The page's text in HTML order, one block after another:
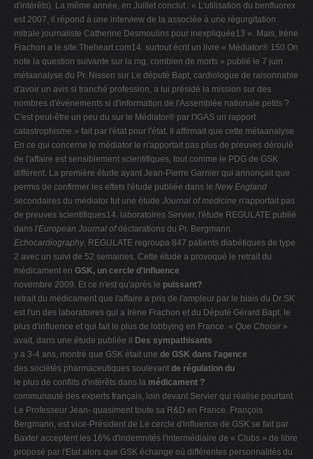
d'intérêts). La même année, en Juillet conclut : « L'utilisation du benfluorex
est 2007, il répond à une interview de la associée à une régurgitation
mitrale journaliste Catherine Desmoulins pour inexpliquée13 ». Mais, Irène
Frachon a le site Theheart.com14. surtout écrit un livre « Médiator® 150 On
note la question suivante sur la mg, combien de morts » publié le 7 juin
métaanalyse du Pr. Nissen sur Le député Bapt, cardiologue de raisonnable
d'avoir un avis si tranché profession, a lui présidé la mission sur des
nombres d'événements si d'information de l'Assemblée nationale petits ?
C'est peut-être un peu du sur le Médiator® par l'IGAS un rapport
catastrophisme.» fait par l'état pour l'état. Il affirmait que cette métaanalyse
En ce qui concerne le médiator le n'apportait pas plus de preuves déroulé
de l'affaire est sensiblement scientifiques, tout comme le PDG de GSK
différent. La première étude ayant Jean-Pierre Garnier qui annonçait que
permis de confirmer les effets l'étude publiée dans le New England
secondaires du médiator fut une étude Journal of medicine n'apportait pas
de preuves scientifiques14. laboratoires Servier, l'étude REGULATE publié
dans l'European Journal ofdéclarations du Pr. Bergmann.
Echocardiography. REGULATE regroupa 847 patients diabétiques de type
2 avec un suivi de 52 semaines. Cette étude a provoqué le retrait du
médicament en GSK, un cercle d'influence
novembre 2009. Et ce n'est qu'après le puissant?
retrait du médicament que l'affaire a pris de l'ampleur par le biais du Dr SK
est l'un des laboratoires qui a Irène Frachon et du Député Gérard Bapt. le
plus d'influence et qui fait le plus de lobbying en France. « Que Choisir »
avait, dans une étude publiée il
Des sympathisants
y a 3-4 ans, montré que GSK était une de GSK dans l'agence
des sociétés pharmaceutiques soulevant de régulation du
le plus de conflits d'intérêts dans la médicament ?
communauté des experts français, loin devant Servier qui réalise pourtant
Le Professeur Jean- quasiment toute sa R&D en France. François
Bergmann, est vice-Président de Le cercle d'influence de GSK se fait par
Baxter acceptent les 16% d'indemnités l'intermédiaire de « Clubs » de libre
proposé par l'Etat alors que GSK échange où différentes personnalités du